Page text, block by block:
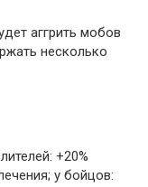
аггрить мобов
несколько
+20%
у бойцов: